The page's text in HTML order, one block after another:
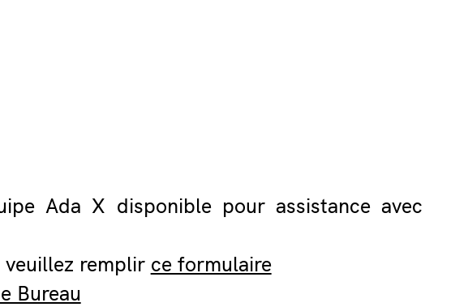
Ada X disponible pour assistance avec
veuillez remplir ce formulaire
Bureau